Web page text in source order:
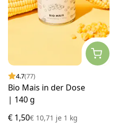
4.7(77)
Bio Mais in der Dose
| 140 g
€ 1,50€ 10,71 je 1 kg